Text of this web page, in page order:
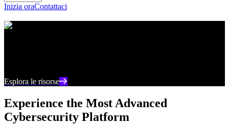
Inizia oraContattaci
Centro risorse
Esplora le risorse
Experience the Most Advanced
Cybersecurity Platform